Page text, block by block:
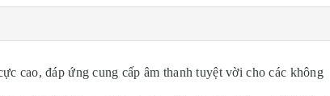
cao, đáp ứng cung cấp âm thanh tuyệt vời cho các không